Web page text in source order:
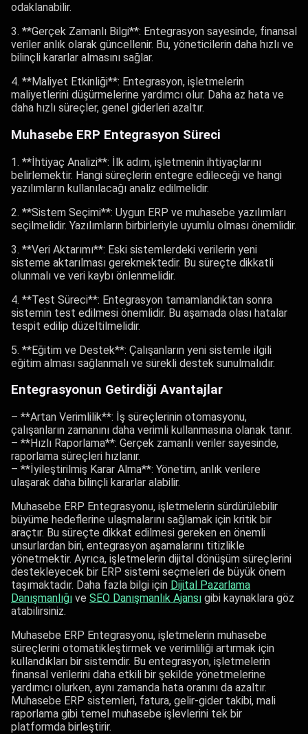
odaklanabilir.
3. **Gerçek Zamanlı Bilgi**: Entegrasyon sayesinde, finansal
veriler anlık olarak güncellenir. Bu, yöneticilerin daha hızlı ve
bilinçli kararlar almasını sağlar.
4. **Maliyet Etkinliği**: Entegrasyon, işletmelerin
maliyetlerini düşürmelerine yardımcı olur. Daha az hata ve
daha hızlı süreçler, genel giderleri azaltır.
Muhasebe ERP Entegrasyon Süreci
1. **İhtiyaç Analizi**: İlk adım, işletmenin ihtiyaçlarını
belirlemektir. Hangi süreçlerin entegre edileceği ve hangi
yazılımların kullanılacağı analiz edilmelidir.
2. **Sistem Seçimi**: Uygun ERP ve muhasebe yazılımları
seçilmelidir. Yazılımların birbirleriyle uyumlu olması önemlidir.
3. **Veri Aktarımı**: Eski sistemlerdeki verilerin yeni
sisteme aktarılması gerekmektedir. Bu süreçte dikkatli
olunmalı ve veri kaybı önlenmelidir.
4. **Test Süreci**: Entegrasyon tamamlandıktan sonra
sistemin test edilmesi önemlidir. Bu aşamada olası hatalar
tespit edilip düzeltilmelidir.
5. **Eğitim ve Destek**: Çalışanların yeni sistemle ilgili
eğitim alması sağlanmalı ve sürekli destek sunulmalıdır.
Entegrasyonun Getirdiği Avantajlar
– **Artan Verimlilik**: İş süreçlerinin otomasyonu,
çalışanların zamanını daha verimli kullanmasına olanak tanır.
– **Hızlı Raporlama**: Gerçek zamanlı veriler sayesinde,
raporlama süreçleri hızlanır.
– **İyileştirilmiş Karar Alma**: Yönetim, anlık verilere
ulaşarak daha bilinçli kararlar alabilir.
Muhasebe ERP Entegrasyonu, işletmelerin sürdürülebilir
büyüme hedeflerine ulaşmalarını sağlamak için kritik bir
araçtır. Bu süreçte dikkat edilmesi gereken en önemli
unsurlardan biri, entegrasyon aşamalarını titizlikle
yönetmektir. Ayrıca, işletmelerin dijital dönüşüm süreçlerini
destekleyecek bir ERP sistemi seçmeleri de büyük önem
taşımaktadır. Daha fazla bilgi için Dijital Pazarlama
Danışmanlığı ve SEO Danışmanlık Ajansı gibi kaynaklara göz
atabilirsiniz.
Muhasebe ERP Entegrasyonu, işletmelerin muhasebe
süreçlerini otomatikleştirmek ve verimliliği artırmak için
kullandıkları bir sistemdir. Bu entegrasyon, işletmelerin
finansal verilerini daha etkili bir şekilde yönetmelerine
yardımcı olurken, aynı zamanda hata oranını da azaltır.
Muhasebe ERP sistemleri, fatura, gelir-gider takibi, mali
raporlama gibi temel muhasebe işlevlerini tek bir
platformda birleştirir.